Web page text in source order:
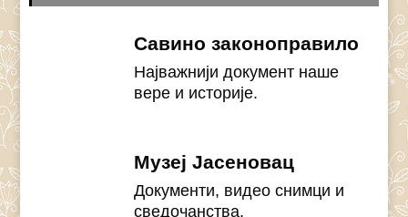
Савино законоправило
Најважнији документ наше
вере и историје.
Музеј Јасеновац
Документи, видео снимци и
сведочанства.